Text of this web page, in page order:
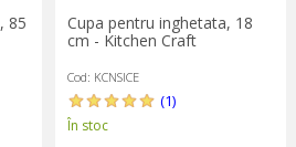
85
Cupa pentru inghetata, 18
cm - Kitchen Craft
Cod: KCNSICE
(1)
În stoc